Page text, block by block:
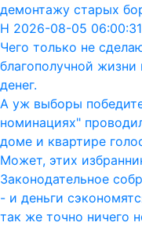
демонтажу старых
Н 2026-08-05 06:00:31
Чего только не
благополучной
денег.
А уж выборы
номинациях"
доме и квартире
Может, этих
Законодательное
- и деньги
так же точно ничего